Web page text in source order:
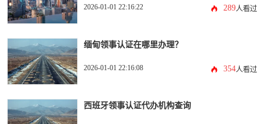
2026-01-01 22:16:22 289人看过
缅甸领事认证在哪里办理？
2026-01-01 22:16:08 354人看过
西班牙领事认证代办机构查询